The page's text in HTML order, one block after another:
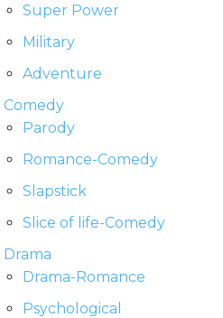
Super Power
Military
Adventure
Comedy
Parody
Romance-Comedy
Slapstick
Slice of life-Comedy
Drama
Drama-Romance
Psychological